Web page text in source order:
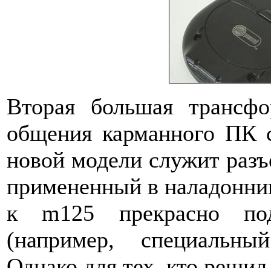
Вторая большая
общения карманного
новой модели служит
примененный в
к m125 прекрасно
(например,